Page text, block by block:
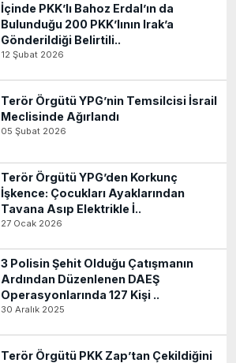
İçinde PKK’lı Bahoz Erdal’ın da
Bulunduğu 200 PKK’lının Irak’a
Gönderildiği Belirtili..
12 Şubat 2026
Terör Örgütü YPG’nin Temsilcisi İsrail
Meclisinde Ağırlandı
05 Şubat 2026
Terör Örgütü YPG’den Korkunç
İşkence: Çocukları Ayaklarından
Tavana Asıp Elektrikle İ..
27 Ocak 2026
3 Polisin Şehit Olduğu Çatışmanın
Ardından Düzenlenen DAEŞ
Operasyonlarında 127 Kişi ..
30 Aralık 2025
Terör Örgütü PKK Zap’tan Çekildiğini